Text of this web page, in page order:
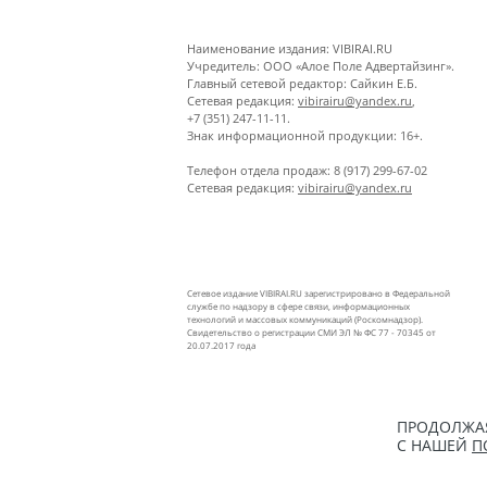
Наименование издания: VIBIRAI.RU
Учредитель: ООО «Алое Поле Адвертайзинг».
Главный сетевой редактор: Сайкин Е.Б.
Сетевая редакция: vibirairu@yandex.ru
+7 (351) 247-11-11.
Знак информационной продукции: 16+.
Телефон отдела продаж: 8 (917) 299-67-02
Сетевая редакция: vibirairu@yandex.ru
Сетевое издание VIBIRAI.RU зарегистрировано в Федеральной
службе по надзору в сфере связи, информационных
технологий и массовых коммуникаций (Роскомнадзор).
Свидетельство о регистрации СМИ ЭЛ № ФС 77 - 70345 от
20.07.2017 года
С НАШЕЙ